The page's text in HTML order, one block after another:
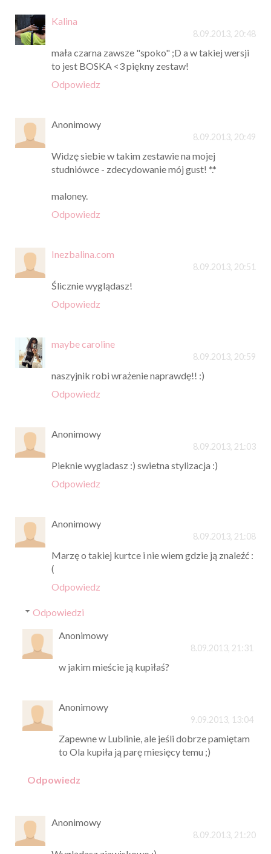
Kalina
8.09.2013, 20:48
mała czarna zawsze "spoko" ;D a w takiej wersji
to jest BOSKA <3 piękny zestaw!
Odpowiedz
Anonimowy
8.09.2013, 20:49
Widzę siebie w takim zestawie na mojej
studniówce - zdecydowanie mój gust! *.*
maloney.
Odpowiedz
Inezbalina.com
8.09.2013, 20:51
Ślicznie wyglądasz!
Odpowiedz
maybe caroline
8.09.2013, 20:59
naszyjnik robi wrażenie naprawdę!! :)
Odpowiedz
Anonimowy
8.09.2013, 21:03
Pieknie wygladasz :) swietna stylizacja :)
Odpowiedz
Anonimowy
8.09.2013, 21:08
Marzę o takiej kurtce i nie wiem gdzie ją znaleźć :
(
Odpowiedz
Odpowiedzi
Anonimowy
8.09.2013, 21:31
w jakim mieście ją kupiłaś?
Anonimowy
9.09.2013, 13:04
Zapewne w Lublinie, ale jeśli dobrze pamiętam
to Ola kupiła ją parę miesięcy temu ;)
Odpowiedz
Anonimowy
8.09.2013, 21:20